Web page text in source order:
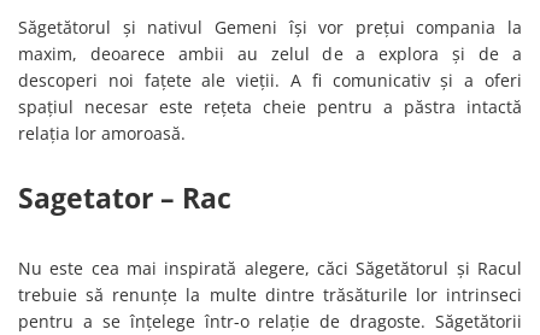
Săgetătorul și nativul Gemeni își vor prețui compania la
maxim, deoarece ambii au zelul de a explora și de a
descoperi noi fațete ale vieții. A fi comunicativ și a oferi
spațiul necesar este rețeta cheie pentru a păstra intactă
relația lor amoroasă.
Sagetator – Rac
Nu este cea mai inspirată alegere, căci Săgetătorul și Racul
trebuie să renunțe la multe dintre trăsăturile lor intrinseci
pentru a se înțelege într-o relație de dragoste. Săgetătorii